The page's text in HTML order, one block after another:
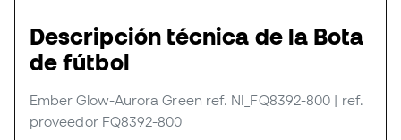
Descripción técnica de la Bota
de fútbol
Ember Glow-Aurora Green ref. NI_FQ8392-800 | ref.
proveedor FQ8392-800